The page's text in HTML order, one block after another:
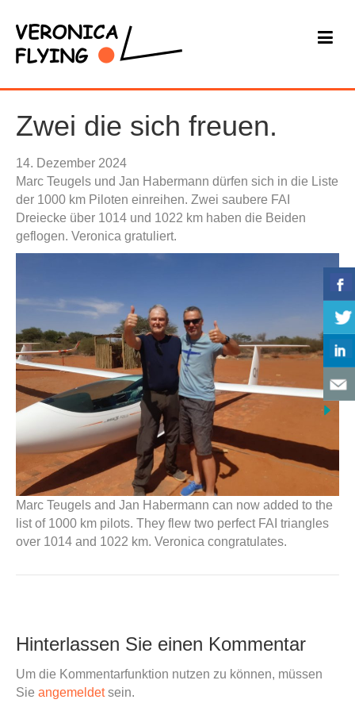
Zwei die sich freuen.
14. Dezember 2024
Marc Teugels und Jan Habermann dürfen sich in die Liste
der 1000 km Piloten einreihen. Zwei saubere FAI
Dreiecke über 1014 und 1022 km haben die Beiden
geflogen. Veronica gratuliert.
Marc Teugels and Jan Habermann can now added to the
list of 1000 km pilots. They flew two perfect FAI triangles
over 1014 and 1022 km. Veronica congratulates.
Hinterlassen Sie einen Kommentar
Um die Kommentarfunktion nutzen zu können, müssen
Sie angemeldetsein.